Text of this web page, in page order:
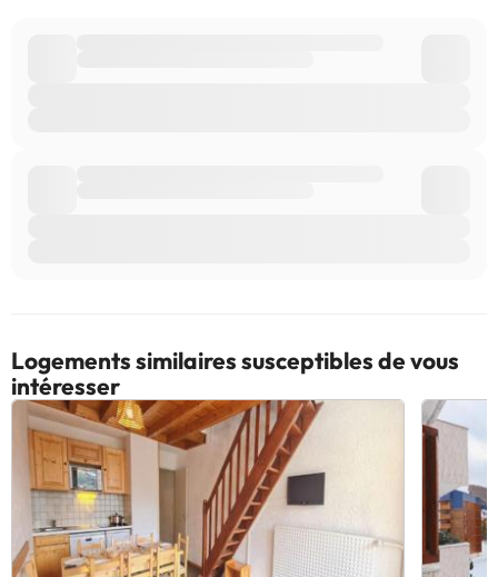
Logements similaires susceptibles de vous
intéresser